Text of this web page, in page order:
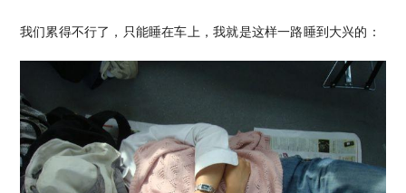
我们累得不行了，只能睡在车上，我就是这样一路睡到大兴的：